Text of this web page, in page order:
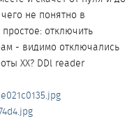
не понятно в
отключить
- видимо отключались
ХХ? DDl reader